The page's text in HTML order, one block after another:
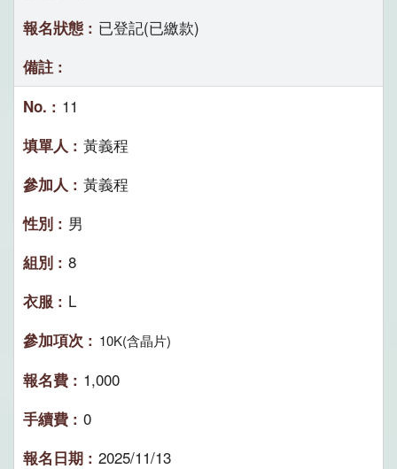
已登記(已繳款)
11
黃義程
黃義程
男
8
L
10K(含晶片)
1,000
0
2025/11/13